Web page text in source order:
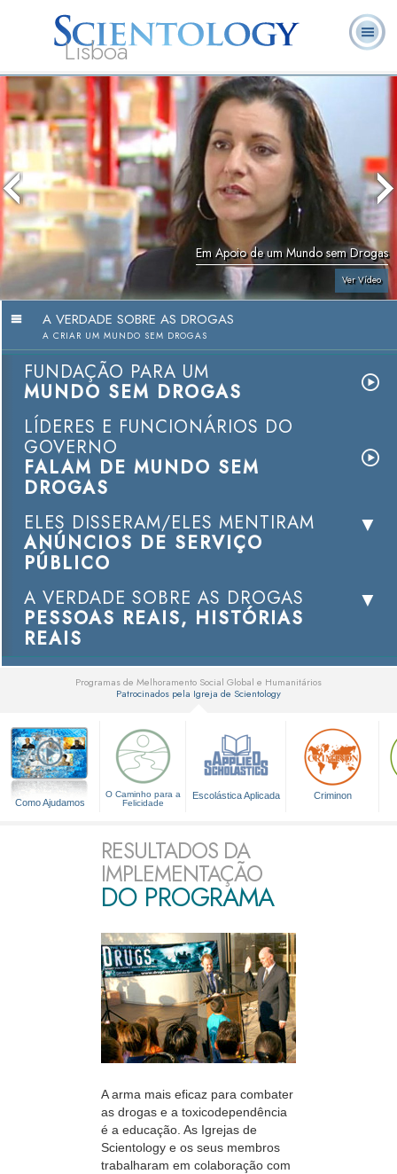
Lisboa
L. Ron
Hubbard
O que é
Scientology?
Ministros
Voluntários
Perguntas
Frequentes
Em Apoio de um Mundo sem Drogas
Ver Vídeo
A VERDADE SOBRE AS DROGAS
A CRIAR UM MUNDO SEM DROGAS
FUNDAÇÃO PARA UM
MUNDO SEM DROGAS
LÍDERES E FUNCIONÁRIOS DO
GOVERNO
FALAM DE MUNDO SEM
DROGAS
ELES DISSERAM/ELES MENTIRAM
ANÚNCIOS DE SERVIÇO
PÚBLICO
A VERDADE SOBRE AS DROGAS
PESSOAS REAIS, HISTÓRIAS
REAIS
Programas de Melhoramento Social Global e Humanitários
Patrocinados pela Igreja de Scientology
Como Ajudamos
O Caminho para a
Felicidade
Escolástica Aplicada Criminon
RESULTADOS DA
IMPLEMENTAÇÃO
DO PROGRAMA
A arma mais eficaz para combater
as drogas e a toxicodependência
é a educação. As Igrejas de
Scientology e os seus membros
trabalharam em colaboração com